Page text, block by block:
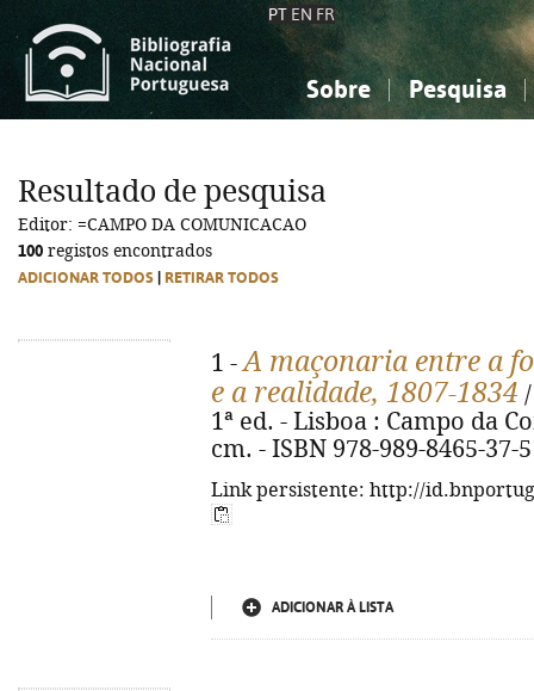
PT EN FR
Sobre Pesquisa
Ciências sociais...
Ciências sociais...
Resultado de pesquisa
Editor: =CAMPO DA COMUNICACAO
100 registos encontrados
ADICIONAR TODOS RETIRAR TODOS
1 -A maçonaria entre a
e a realidade, 1807-1834
1ª ed. - Lisboa : Campo da
cm. - ISBN 978-989-8465-37-5
Link persistente: http://
ADICIONAR À LISTA